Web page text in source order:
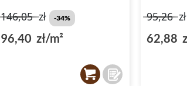
146,05zł -34%
96,40 zł/m²
95,26zł
62,88